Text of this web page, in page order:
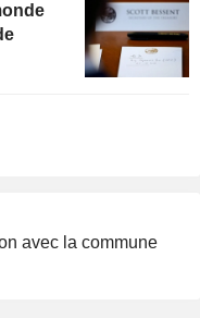
avec la commune